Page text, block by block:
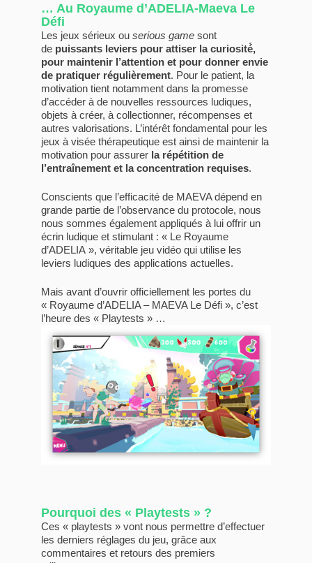
… Au Royaume d’ADELIA-Maeva Le
Défi
Les jeux sérieux ou serious game sont
de puissants leviers pour attiser la curiosité́,
pour maintenir l’attention et pour donner envie
de pratiquer régulièrement. Pour le patient, la
motivation tient notamment dans la promesse
d’accéder à de nouvelles ressources ludiques,
objets à créer, à collectionner, récompenses et
autres valorisations. L’intérêt fondamental pour les
jeux à visée thérapeutique est ainsi de maintenir la
motivation pour assurer la répétition de
l’entraînement et la concentration requises.
Conscients que l’efficacité de MAEVA dépend en
grande partie de l’observance du protocole, nous
nous sommes également appliqués à lui offrir un
écrin ludique et stimulant : « Le Royaume
d’ADELIA », véritable jeu vidéo qui utilise les
leviers ludiques des applications actuelles.
Mais avant d’ouvrir officiellement les portes du
« Royaume d’ADELIA – MAEVA Le Défi », c’est
l’heure des « Playtests » …
Pourquoi des « Playtests » ?
Ces « playtests » vont nous permettre d’effectuer
les derniers réglages du jeu, grâce aux
commentaires et retours des premiers